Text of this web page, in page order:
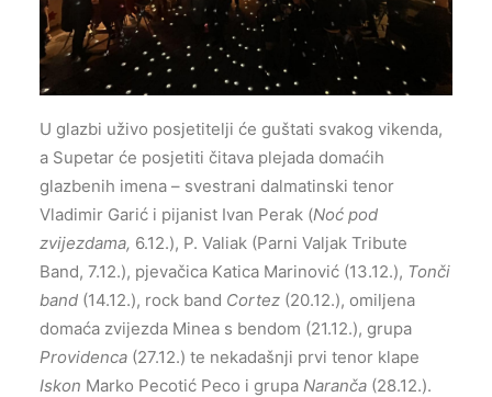
U glazbi uživo posjetitelji će guštati svakog vikenda,
a Supetar će posjetiti čitava plejada domaćih
glazbenih imena – svestrani dalmatinski tenor
Vladimir Garić i pijanist Ivan Perak (Noć pod
zvijezdama, 6.12.), P. Valiak (Parni Valjak Tribute
Band, 7.12.), pjevačica Katica Marinović (13.12.), Tonči
band (14.12.), rock band Cortez (20.12.), omiljena
domaća zvijezda Minea s bendom (21.12.), grupa
Providenca (27.12.) te nekadašnji prvi tenor klape
Iskon Marko Pecotić Peco i grupa Naranča (28.12.).